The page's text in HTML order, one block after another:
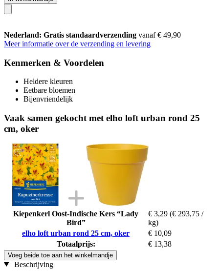
Nederland: Gratis standaardverzending vanaf € 49,90
Meer informatie over de verzending en levering
Kenmerken & Voordelen
Heldere kleuren
Eetbare bloemen
Bijenvriendelijk
Vaak samen gekocht met elho loft urban rond 25
cm, oker
Kiepenkerl Oost-Indische Kers “Lady
Bird”
€ 3,29 (€ 293,75 /
kg)
elho loft urban rond 25 cm, oker
€ 10,09
Totaalprijs:
€ 13,38
Voeg beide toe aan het winkelmandje
Beschrijving